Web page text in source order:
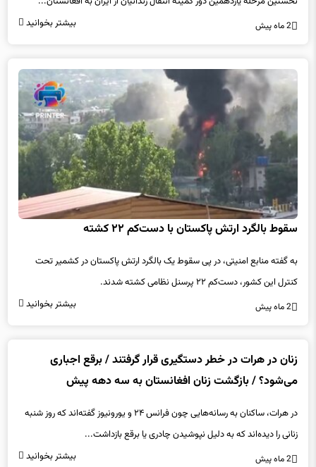
2 ماه پیش بیشتر بخوانید
سقوط بالگرد ارتش پاکستان با دست‌کم ۲۲ کشته
به گفته منابع امنیتی، در پی سقوط یک بالگرد ارتش پاکستان در کشمیر تحت
کنترل این کشور، دست‌کم ۲۲ پرسنل نظامی کشته شدند.
2 ماه پیش بیشتر بخوانید
زنان در هرات در خطر دستگیری قرار گرفتند / برقع اجباری
می‌شود؟ / بازگشت زنان افغانستان به سه دهه پیش
در هرات، ساکنان به رسانه‌هایی چون فرانس ۲۴ و یورونیوز گفته‌اند که روز شنبه
زنانی را دیده‌اند که به دلیل نپوشیدن چادری یا برقع بازداشت...
2 ماه پیش بیشتر بخوانید